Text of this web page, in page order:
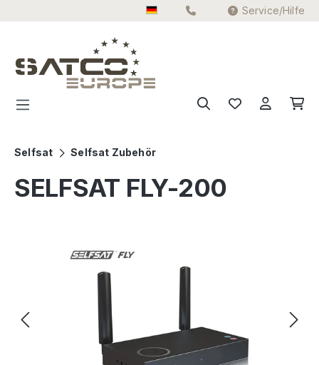
Zum Hauptinhalt springen Service/Hilfe
Selfsat Selfsat Zubehör
SELFSAT FLY-200